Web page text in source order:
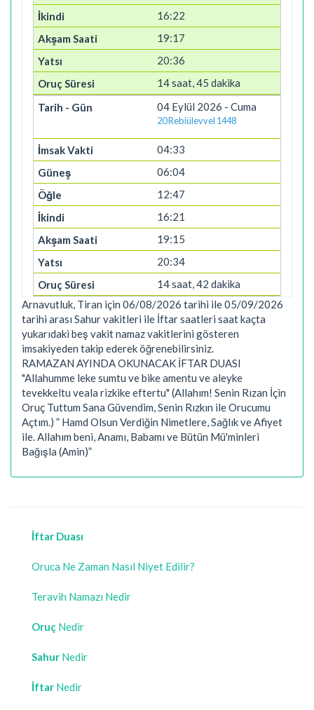
16:22
19:17
20:36
14 saat, 45 dakika
04 Eylül 2026 - Cuma
20 Rebiülevvel 1448
04:33
06:04
12:47
16:21
19:15
20:34
14 saat, 42 dakika
Arnavutluk, Tiran için 06/08/2026 tarihi ile 05/09/2026
tarihi arası Sahur vakitleri ile İftar saatleri saat kaçta
yukarıdaki beş vakit namaz vakitlerini gösteren
imsakiyeden takip ederek öğrenebilirsiniz.
RAMAZAN AYINDA OKUNACAK İFTAR DUASI
"Allahumme leke sumtu ve bike amentu ve aleyke
tevekkeltu veala rizkike eftertu" (Allahım! Senin Rızan İçin
Oruç Tuttum Sana Güvendim, Senin Rızkın ile Orucumu
Açtım.) ” Hamd Olsun Verdiğin Nimetlere, Sağlık ve Afiyet
ile. Allahım beni, Anamı, Babamı ve Bütün Mü'minleri
Bağışla (Amin)”
İftar Duası
Oruca Ne Zaman Nasıl Niyet Edilir?
Teravih Namazı Nedir
Oruç Nedir
Sahur Nedir
İftar Nedir